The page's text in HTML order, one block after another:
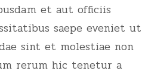
et aut officiis
saepe eveniet ut
sint et molestiae non
rerum hic tenetur a